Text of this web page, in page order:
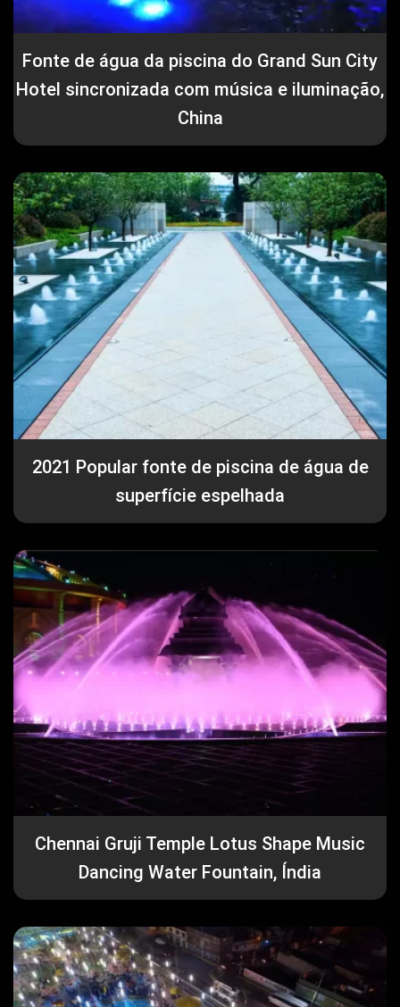
Fonte de água da piscina do Grand Sun City
Hotel sincronizada com música e iluminação,
China
2021 Popular fonte de piscina de água de
superfície espelhada
Chennai Gruji Temple Lotus Shape Music
Dancing Water Fountain, Índia